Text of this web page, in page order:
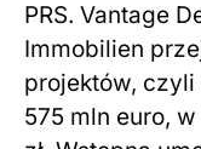
PRS. Vantage
Immobilien
projektów, czyli
575 mln euro,